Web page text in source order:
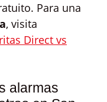
Para una
, visita
Direct vs
alarmas